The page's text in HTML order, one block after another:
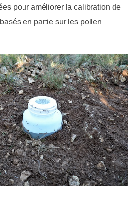
pour améliorer la calibration de
en partie sur les pollen